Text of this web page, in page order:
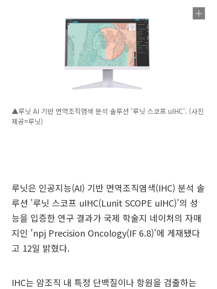
▲루닛 AI 기반 면역조직염색 분석 솔루션 '루닛 스코프 uIHC'. (사진
제공=루닛)
루닛은 인공지능(AI) 기반 면역조직염색(IHC) 분석 솔
루션 '루닛 스코프 uIHC(Lunit SCOPE uIHC)'의 성
능을 입증한 연구 결과가 국제 학술지 네이처의 자매
지인 'npj Precision Oncology(IF 6.8)'에 게재됐다
고 12일 밝혔다.
IHC는 암조직 내 특정 단백질이나 항원을 검출하는